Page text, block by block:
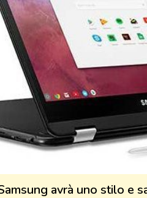
avrà uno stilo e